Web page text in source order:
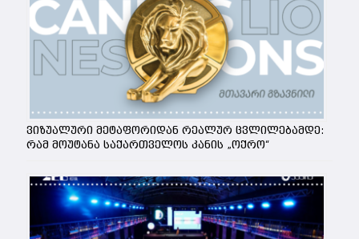
ვიზუალური მეტაფორიდან რეალურ ცვლილებამდე:
რამ მოუტანა საქართველოს კანის „ოქრო“